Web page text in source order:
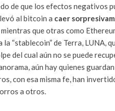
de que los efectos negativos
al bitcoin a caer
que otras como
“stablecoin” de Terra, LUNA,
del cual aún no se puede
aún hay quienes
con esa misma fe, han
a otros.